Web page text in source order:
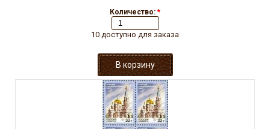
Количество: *
10 доступно для заказа